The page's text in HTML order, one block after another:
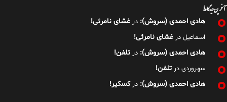
آخرین دیدگاه‌ها
هادی احمدی (سروش): در غشای نامرئی!
اسماعیل در غشای نامرئی!
هادی احمدی (سروش): در تلفن!
سهروردی در تلفن!
هادی احمدی (سروش): درکسکیر!